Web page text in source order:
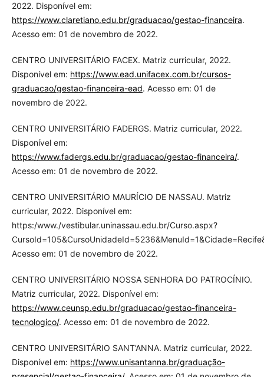
2022. Disponível em:
https://www.claretiano.edu.br/graduacao/gestao-financeira.
Acesso em: 01 de novembro de 2022.
CENTRO UNIVERSITÁRIO FACEX. Matriz curricular, 2022.
Disponível em: https://www.ead.unifacex.com.br/cursos-
graduacao/gestao-financeira-ead. Acesso em: 01 de
novembro de 2022.
CENTRO UNIVERSITÁRIO FADERGS. Matriz curricular, 2022.
Disponível em:
https://www.fadergs.edu.br/graduacao/gestao-financeira/.
Acesso em: 01 de novembro de 2022.
CENTRO UNIVERSITÁRIO MAURÍCIO DE NASSAU. Matriz
curricular, 2022. Disponível em:
https:/www./vestibular.uninassau.edu.br/Curso.aspx?
Acesso em: 01 de novembro de 2022.
CENTRO UNIVERSITÁRIO NOSSA SENHORA DO PATROCÍNIO.
Matriz curricular, 2022. Disponível em:
https://www.ceunsp.edu.br/graduacao/gestao-financeira-
tecnologico/. Acesso em: 01 de novembro de 2022.
CENTRO UNIVERSITÁRIO SANT’ANNA. Matriz curricular, 2022.
Disponível em: https://www.unisantanna.br/graduação-